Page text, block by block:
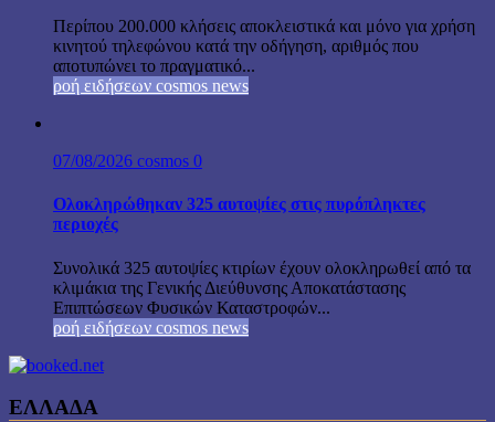
Περίπου 200.000 κλήσεις αποκλειστικά και μόνο για χρήση
κινητού τηλεφώνου κατά την οδήγηση, αριθμός που
αποτυπώνει το πραγματικό...
ροή ειδήσεων cosmos news
07/08/2026 cosmos 0
Ολοκληρώθηκαν 325 αυτοψίες στις πυρόπληκτες
περιοχές
Συνολικά 325 αυτοψίες κτιρίων έχουν ολοκληρωθεί από τα
κλιμάκια της Γενικής Διεύθυνσης Αποκατάστασης
Επιπτώσεων Φυσικών Καταστροφών...
ροή ειδήσεων cosmos news
ΕΛΛΑΔΑ